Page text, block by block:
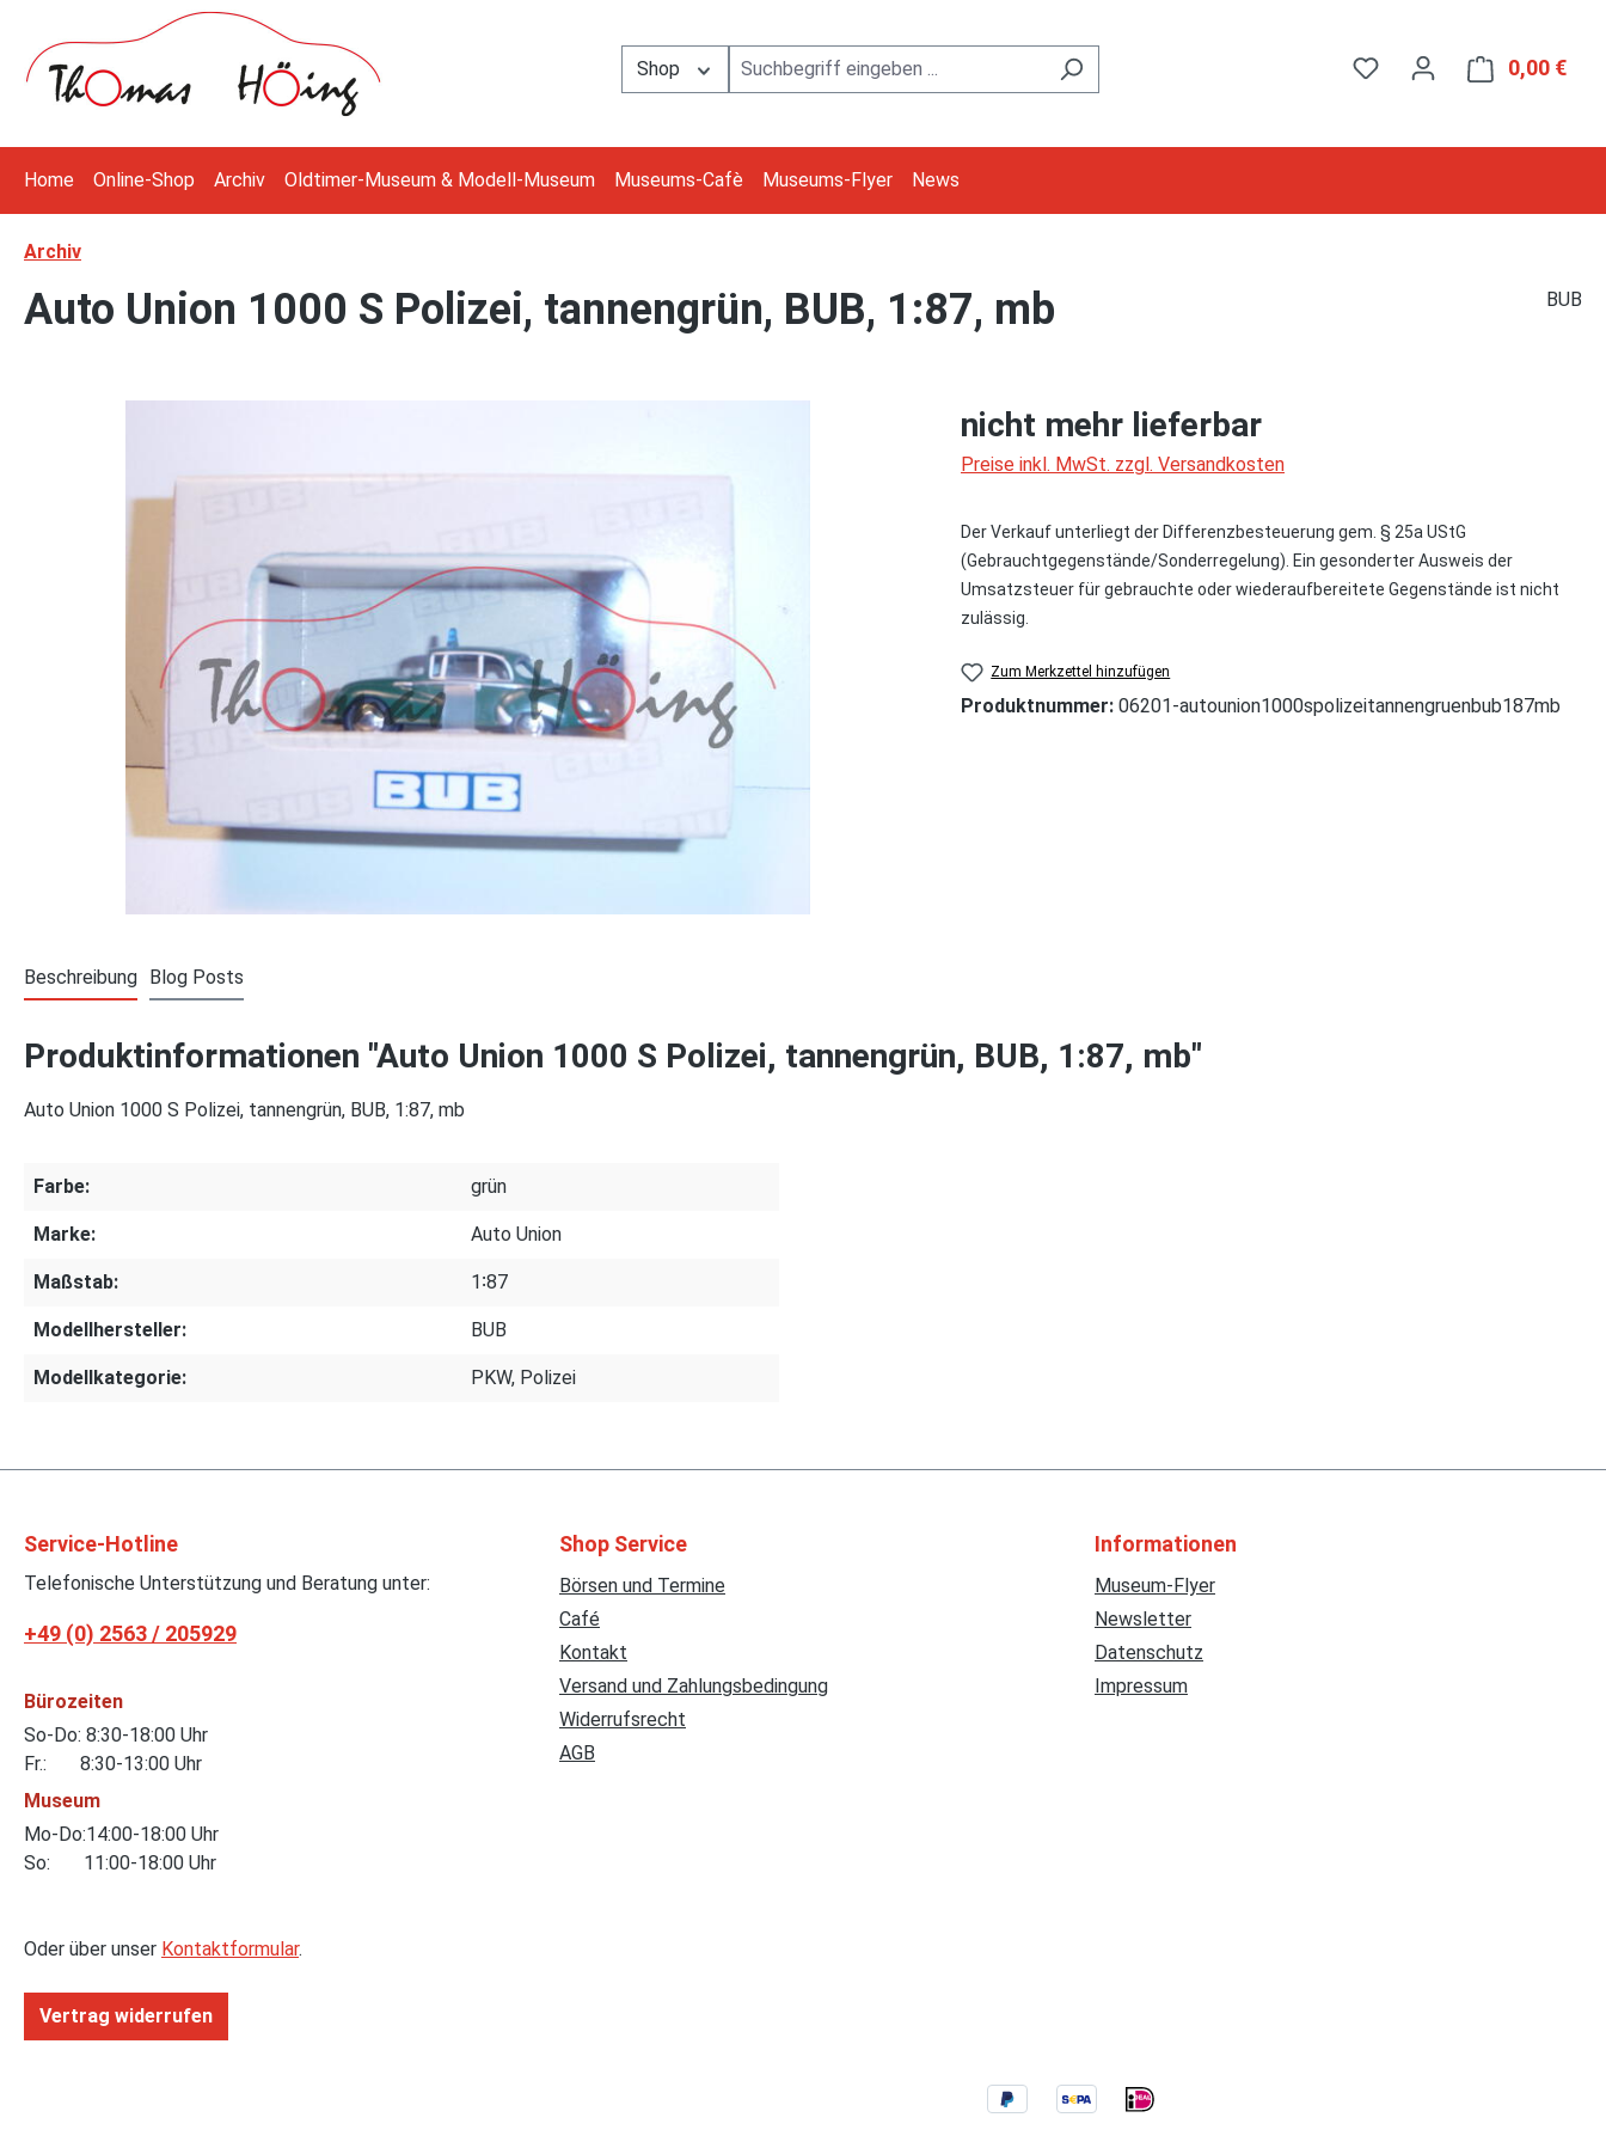
Hauptinhalt springen
Zur Suche springen
Zur Hauptnavigation springen
Shop
0,00 €
Home Online-Shop Archiv Oldtimer-Museum & Modell-Museum Museums-Cafè Museums-Flyer News
Archiv
Auto Union 1000 S Polizei, tannengrün, BUB, 1:87, mb BUB
nicht mehr lieferbar
Preise inkl. MwSt. zzgl. Versandkosten
Der Verkauf unterliegt der Differenzbesteuerung gem. § 25a UStG
(Gebrauchtgegenstände/Sonderregelung). Ein gesonderter Ausweis der
Umsatzsteuer für gebrauchte oder wiederaufbereitete Gegenstände ist nicht
zulässig.
Zum Merkzettel hinzufügen
Produktnummer: 06201-autounion1000spolizeitannengruenbub187mb
Beschreibung Blog Posts
Produktinformationen "Auto Union 1000 S Polizei, tannengrün, BUB, 1:87, mb"
Auto Union 1000 S Polizei, tannengrün, BUB, 1:87, mb
Farbe: grün
Marke: Auto Union
Maßstab: 1∶87
Modellhersteller: BUB
Modellkategorie: PKW, Polizei
Service-Hotline
Telefonische Unterstützung und Beratung unter:
+49 (0) 2563 / 205929
Bürozeiten
So-Do: 8:30-18:00 Uhr
Fr.: 8:30-13:00 Uhr
Museum
Mo-Do:14:00-18:00 Uhr
So: 11:00-18:00 Uhr
Oder über unser Kontaktformular.
Vertrag widerrufen
Shop Service
Börsen und Termine
Café
Kontakt
Versand und Zahlungsbedingung
Widerrufsrecht
AGB
Informationen
Museum-Flyer
Newsletter
Datenschutz
Impressum